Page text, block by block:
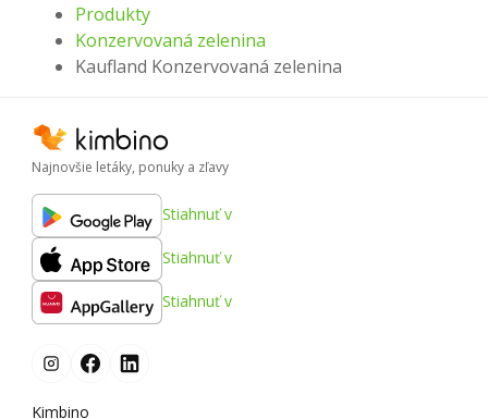
Produkty
Konzervovaná zelenina
Kaufland Konzervovaná zelenina
Najnovšie letáky, ponuky a zľavy
Stiahnuť v
Stiahnuť v
Stiahnuť v
Kimbino